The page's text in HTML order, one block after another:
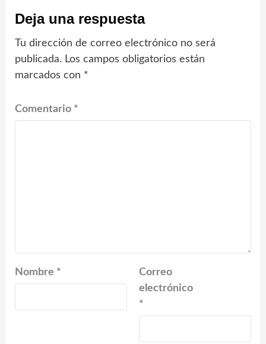
Deja una respuesta
Tu dirección de correo electrónico no será
publicada. Los campos obligatorios están
marcados con *
Comentario *
Nombre *
Correo
electrónico
*